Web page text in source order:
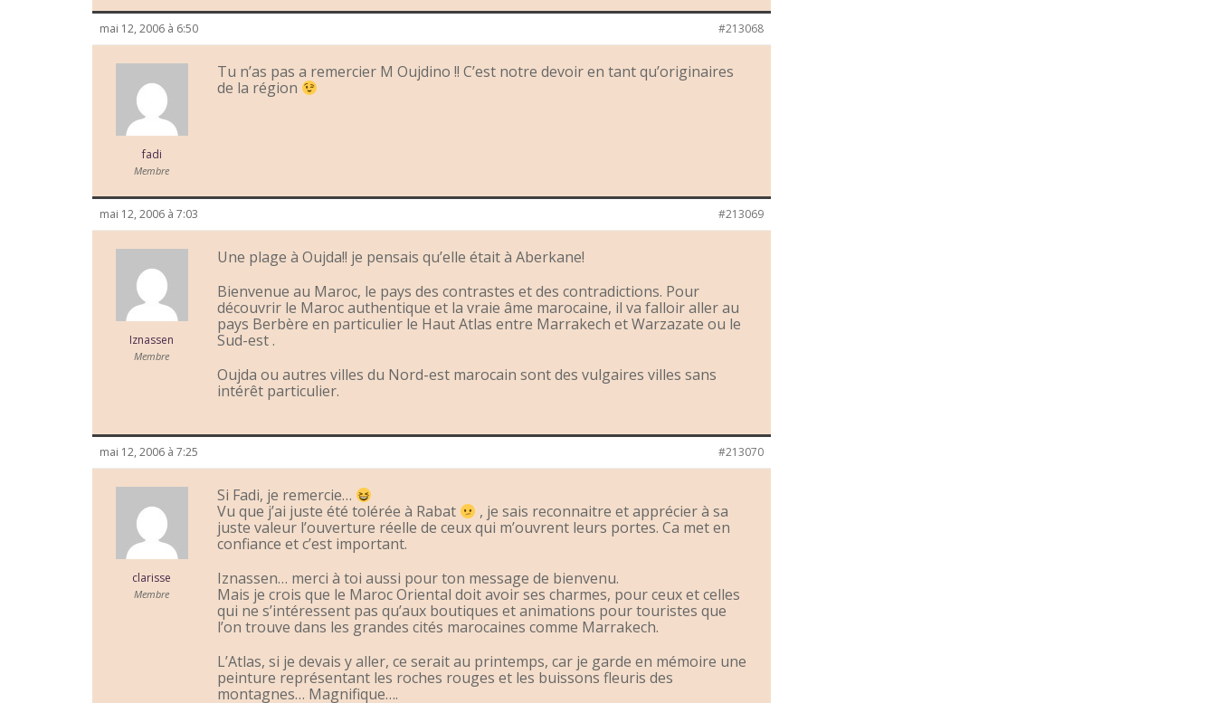
mai 12, 2006 à 6:50 #213068
fadi
Membre
Tu n’as pas a remercier M Oujdino !! C’est notre devoir en tant qu’originaires
de la région
mai 12, 2006 à 7:03 #213069
Iznassen
Membre
Une plage à Oujda!! je pensais qu’elle était à Aberkane!
Bienvenue au Maroc, le pays des contrastes et des contradictions. Pour
découvrir le Maroc authentique et la vraie âme marocaine, il va falloir aller au
pays Berbère en particulier le Haut Atlas entre Marrakech et Warzazate ou le
Sud-est .
Oujda ou autres villes du Nord-est marocain sont des vulgaires villes sans
intérêt particulier.
mai 12, 2006 à 7:25 #213070
clarisse
Membre
Si Fadi, je remercie…
Vu que j’ai juste été tolérée à Rabat
, je sais reconnaitre et apprécier à sa
juste valeur l’ouverture réelle de ceux qui m’ouvrent leurs portes. Ca met en
confiance et c’est important.
Iznassen… merci à toi aussi pour ton message de bienvenu.
Mais je crois que le Maroc Oriental doit avoir ses charmes, pour ceux et celles
qui ne s’intéressent pas qu’aux boutiques et animations pour touristes que
l’on trouve dans les grandes cités marocaines comme Marrakech.
L’Atlas, si je devais y aller, ce serait au printemps, car je garde en mémoire une
peinture représentant les roches rouges et les buissons fleuris des
montagnes… Magnifique….